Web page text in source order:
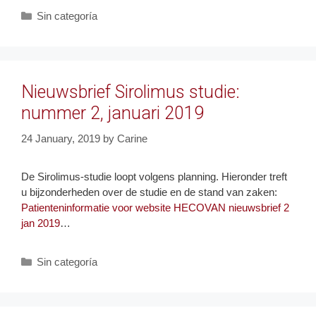
Categories
Sin categoría
Nieuwsbrief Sirolimus studie:
nummer 2, januari 2019
24 January, 2019 by Carine
De Sirolimus-studie loopt volgens planning. Hieronder treft
u bijzonderheden over de studie en de stand van zaken:
Patienteninformatie voor website HECOVAN nieuwsbrief 2
jan 2019…
Categories
Sin categoría